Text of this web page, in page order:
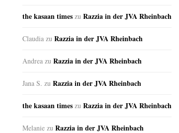
the kasaan times zu Razzia in der JVA Rheinbach
Claudia zu Razzia in der JVA Rheinbach
Andrea zu Razzia in der JVA Rheinbach
Jana S. zu Razzia in der JVA Rheinbach
the kasaan times zu Razzia in der JVA Rheinbach
Melanie zu Razzia in der JVA Rheinbach